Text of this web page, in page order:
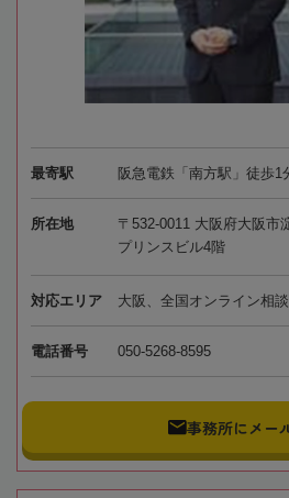
最寄駅 阪急電鉄「南方駅」徒歩1
所在地
〒532-0011 大阪府大阪市
プリンスビル4階
対応エリア 大阪、全国オンライン相
電話番号 050-5268-8595
事務所にメー